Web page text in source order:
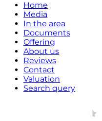
Home
Media
In the area
Documents
Offering
About us
Reviews
Contact
Valuation
Search query